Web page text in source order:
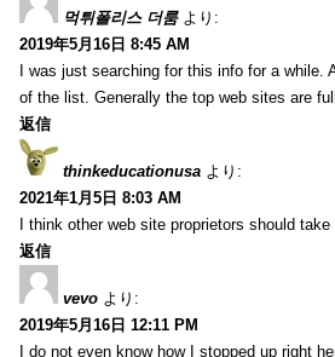
먹튀폴리스 더룸 より:
2019年5月16日 8:45 AM
I was just searching for this info for a while.
of the list. Generally the top web sites are
返信
thinkeducationusa より:
2021年1月5日 8:03 AM
I think other web site proprietors should
返信
vevo より:
2019年5月16日 12:11 PM
I do not even know how I stopped up right